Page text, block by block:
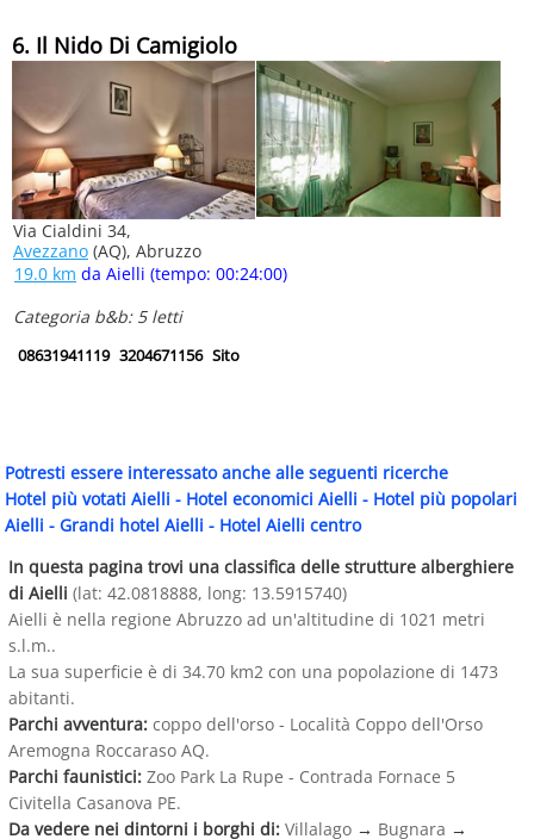
6. Il Nido Di Camigiolo
Via Cialdini 34,
Avezzano (AQ), Abruzzo
19.0 km da Aielli (tempo: 00:24:00)
Categoria b&b: 5 letti
08631941119 3204671156 Sito
Potresti essere interessato anche alle seguenti ricerche
Hotel più votati Aielli - Hotel economici Aielli - Hotel più popolari
Aielli - Grandi hotel Aielli - Hotel Aielli centro
In questa pagina trovi una classifica delle strutture alberghiere
di Aielli (lat: 42.0818888, long: 13.5915740)
Aielli è nella regione Abruzzo ad un'altitudine di 1021 metri
s.l.m..
La sua superficie è di 34.70 km2 con una popolazione di 1473
abitanti.
Parchi avventura: coppo dell'orso - Località Coppo dell'Orso
Aremogna Roccaraso AQ.
Parchi faunistici: Zoo Park La Rupe - Contrada Fornace 5
Civitella Casanova PE.
Da vedere nei dintorni i borghi di: Villalago → Bugnara →